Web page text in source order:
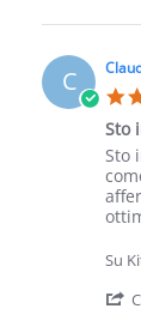
C
Sto
Sto
Su